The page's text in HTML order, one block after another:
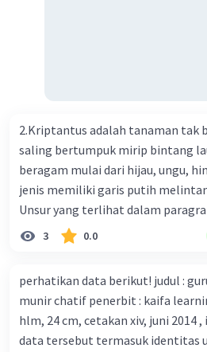
bersama sejumlah perusahaan
Beberapa waktu lalu, Kepala
Virus dari Institut Peter Doherty
kekebalan, Melbourne, Julian
mengembangkan virus Corona
tubuh pasien yang terinfeksi untuk uji coba.
yang sesuai dengan berita
serangan virus Corona dengan
tersebut. B. Para ilmuan perlu
corona yang menjadi masalah
karena persebarannya sangat
2.Kriptantus adalah tanaman tak
saling bertumpuk mirip bintang
beragam mulai dari hijau, ungu,
jenis memiliki garis putih
Unsur yang terlihat dalam
adalah... A. cara menyajikan isi buku B. bahasa yang
digunakan C. tokoh dan
3 0.0
perhatikan data berikut! judul : gurunya manusia penulis :
munir chatif penerbit : kaifa learning dimensi : xx = 256
hlm, 24 cm, cetakan xiv, juni 2014 , isbn : 978 602 8994 44 6
data tersebut termasuk identitas